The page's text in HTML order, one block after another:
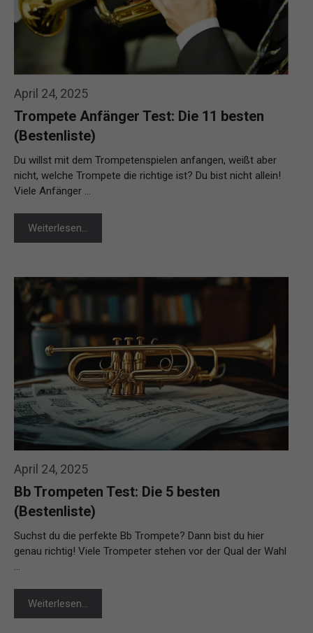
April 24, 2025
Trompete Anfänger Test: Die 11 besten
(Bestenliste)
Du willst mit dem Trompetenspielen anfangen, weißt aber
nicht, welche Trompete die richtige ist? Du bist nicht allein!
Viele Anfänger …
Weiterlesen…
April 24, 2025
Bb Trompeten Test: Die 5 besten
(Bestenliste)
Suchst du die perfekte Bb Trompete? Dann bist du hier
genau richtig! Viele Trompeter stehen vor der Qual der Wahl
…
Weiterlesen…